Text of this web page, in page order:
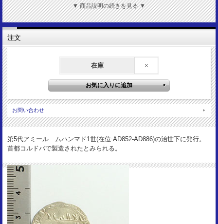
AH245(AD859-AD860)
額 面：
ディルハム
金 性：
コーラン一節『信仰告白』
コーラン一節
サイズ：
25mm
2.6g
資 料：
Album343.1
状 態：
▼ 商品説明の続きを見る ▼
注文
在庫 ×
お問い合わせ
第5代アミール ムハンマド1世(在位:AD852-AD886)の治世下に発行。
首都コルドバで製造されたとみられる。